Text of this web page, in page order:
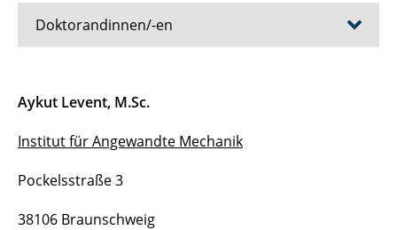
Doktorandinnen/-en
Aykut Levent, M.Sc.
Institut für Angewandte Mechanik
Pockelsstraße 3
38106 Braunschweig